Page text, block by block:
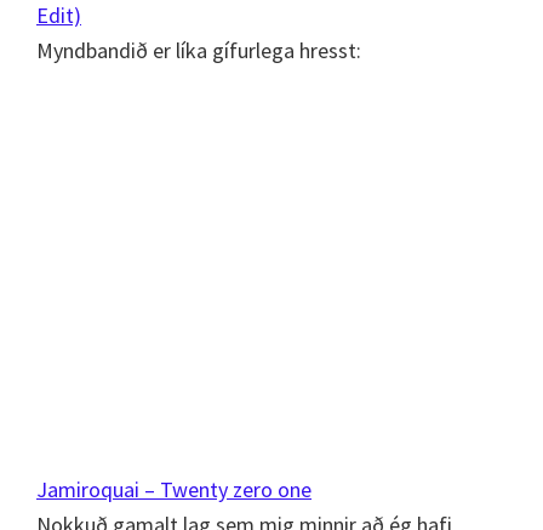
Edit)
Myndbandið er líka gífurlega hresst:
Jamiroquai – Twenty zero one